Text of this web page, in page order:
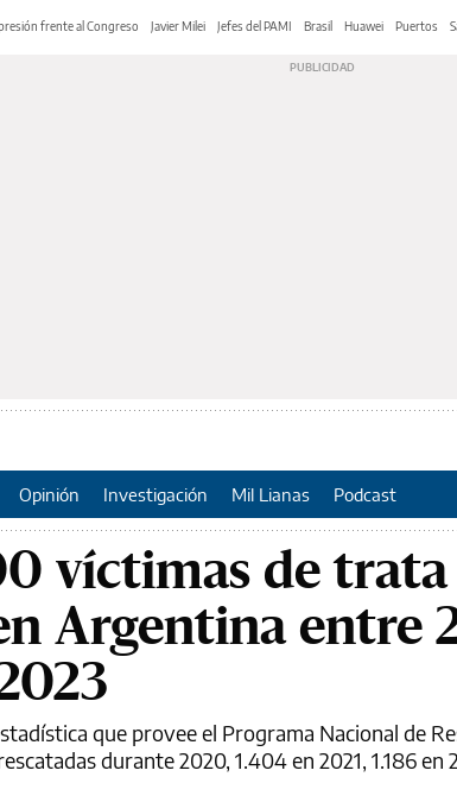
frente al Congreso Javier Milei Jefes del PAMI Brasil Huawei Puertos
Opinión Investigación Mil Lianas Podcast
víctimas de
Argentina entre
que provee el Programa Nacional de
durante 2020, 1.404 en 2021, 1.186 en